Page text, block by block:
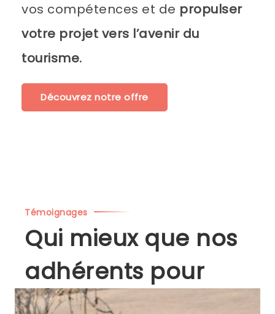
vos compétences et de propulser
votre projet vers l’avenir du
tourisme.
Découvrez notre offre
Témoignages
Qui mieux que nos
adhérents pour
vous en parler ?